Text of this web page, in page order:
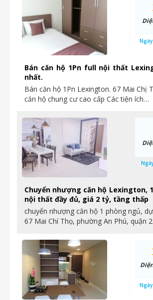
Bán căn hộ 1Pn full nội thất
nhất.
Bán căn hộ 1Pn Lexington. 67 Mai Chị
căn hộ chung cư cao cấp Các tiện ích…
Chuyển nhượng căn hộ Lexington,
nội thất đầy đủ, giá 2 tỷ, tầng thấp
chuyển nhượng căn hộ 1 phòng ngủ,
67 Mai Chí Thọ, phường An Phú, quận